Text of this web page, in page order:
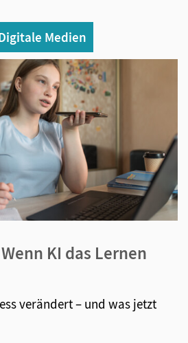
Medien
KI das Lernen
verändert – und was jetzt